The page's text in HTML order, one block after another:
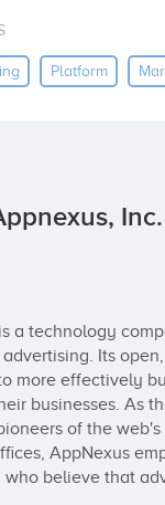
Platform
Inc.
a technology
Its
more effectively
businesses. As
of the
AppNexus
believe that